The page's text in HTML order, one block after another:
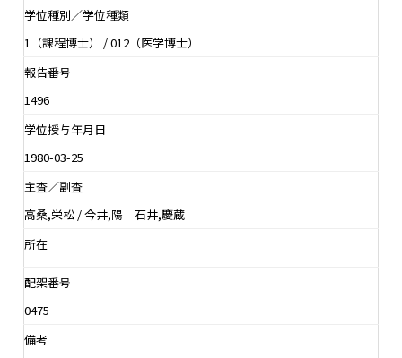
学位種別／学位種類
1（課程博士） / 012（医学博士）
報告番号
1496
学位授与年月日
1980-03-25
主査／副査
高桑,栄松 / 今井,陽 石井,慶蔵
所在
配架番号
0475
備考